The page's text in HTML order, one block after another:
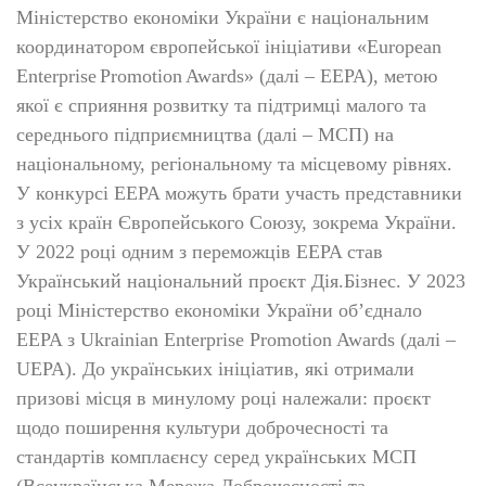
Міністерство економіки України є національним
координатором європейської ініціативи «European
EnterprisePromotionAwards» (далі – EEPA), метою
якої є сприяння розвитку та підтримці малого та
середнього підприємництва (далі – МСП) на
національному, регіональному та місцевому рівнях.
У конкурсі EEPA можуть брати участь представники
з усіх країн Європейського Союзу, зокрема України.
У 2022 році одним з переможців EEPA став
Український національний проєкт Дія.Бізнес. У 2023
році Міністерство економіки України об’єднало
EEPA з Ukrainian Enterprise Promotion Awards (далі –
UEPA). До українських ініціатив, які отримали
призові місця в минулому році належали: проєкт
щодо поширення культури доброчесності та
стандартів комплаєнсу серед українських МСП